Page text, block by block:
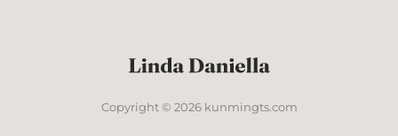
Copyright © 2026 kunmingts.com